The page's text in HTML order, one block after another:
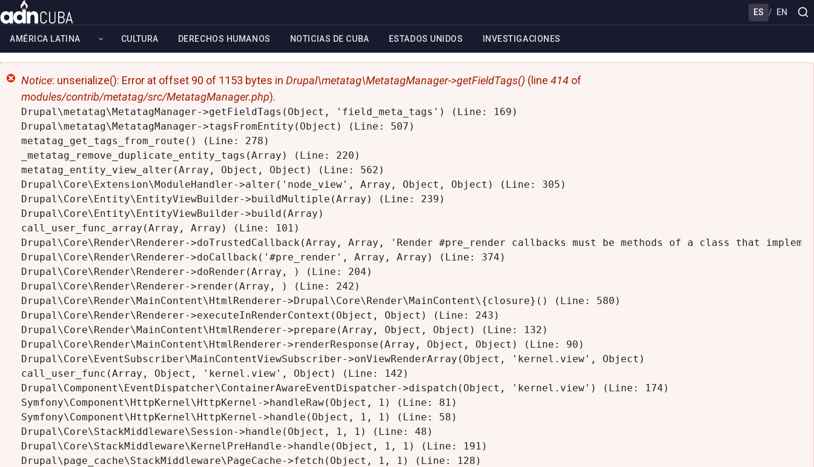
Skip
to
main
ES / EN
AMÉRICA LATINA CULTURA DERECHOS HUMANOS NOTICIAS DE CUBA ESTADOS UNIDOS INVESTIGACIONES
Error
message
Notice: unserialize(): Error at offset 90 of 1153 bytes in Drupal\metatag\MetatagManager->getFieldTags() (line 414 of
modules/contrib/metatag/src/MetatagManager.php).
Drupal\metatag\MetatagManager->getFieldTags(Object, 'field_meta_tags') (Line: 169)
Drupal\metatag\MetatagManager->tagsFromEntity(Object) (Line: 507)
metatag_get_tags_from_route() (Line: 278)
_metatag_remove_duplicate_entity_tags(Array) (Line: 220)
metatag_entity_view_alter(Array, Object, Object) (Line: 562)
Drupal\Core\Extension\ModuleHandler->alter('node_view', Array, Object, Object) (Line: 305)
Drupal\Core\Entity\EntityViewBuilder->buildMultiple(Array) (Line: 239)
Drupal\Core\Entity\EntityViewBuilder->build(Array)
call_user_func_array(Array, Array) (Line: 101)
Drupal\Core\Render\Renderer->doTrustedCallback(Array, Array, 'Render #pre_render callbacks must be methods of a class that
Drupal\Core\Render\Renderer->doCallback('#pre_render', Array, Array) (Line: 374)
Drupal\Core\Render\Renderer->doRender(Array, ) (Line: 204)
Drupal\Core\Render\Renderer->render(Array, ) (Line: 242)
Drupal\Core\Render\MainContent\HtmlRenderer->Drupal\Core\Render\MainContent\{closure}() (Line: 580)
Drupal\Core\Render\Renderer->executeInRenderContext(Object, Object) (Line: 243)
Drupal\Core\Render\MainContent\HtmlRenderer->prepare(Array, Object, Object) (Line: 132)
Drupal\Core\Render\MainContent\HtmlRenderer->renderResponse(Array, Object, Object) (Line: 90)
Drupal\Core\EventSubscriber\MainContentViewSubscriber->onViewRenderArray(Object, 'kernel.view', Object)
call_user_func(Array, Object, 'kernel.view', Object) (Line: 142)
Drupal\Component\EventDispatcher\ContainerAwareEventDispatcher->dispatch(Object, 'kernel.view') (Line: 174)
Symfony\Component\HttpKernel\HttpKernel->handleRaw(Object, 1) (Line: 81)
Symfony\Component\HttpKernel\HttpKernel->handle(Object, 1, 1) (Line: 58)
Drupal\Core\StackMiddleware\Session->handle(Object, 1, 1) (Line: 48)
Drupal\Core\StackMiddleware\KernelPreHandle->handle(Object, 1, 1) (Line: 191)
Drupal\page_cache\StackMiddleware\PageCache->fetch(Object, 1, 1) (Line: 128)